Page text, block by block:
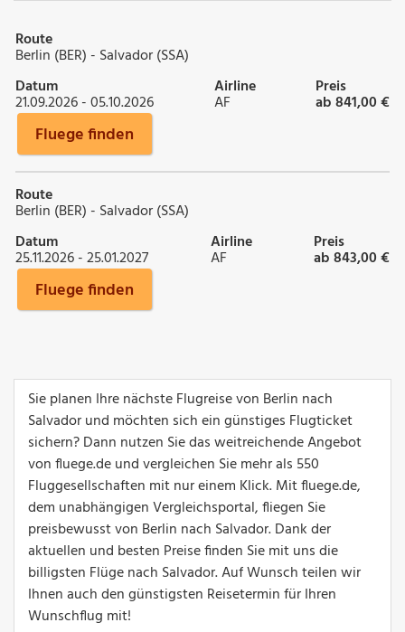
Route
Berlin (BER) - Salvador (SSA)
Datum
21.09.2026 - 05.10.2026
Airline
AF
Preis
ab 841,00 €
Fluege finden
Route
Berlin (BER) - Salvador (SSA)
Datum
25.11.2026 - 25.01.2027
Airline
AF
Preis
ab 843,00 €
Fluege finden
Sie planen Ihre nächste Flugreise von Berlin nach
Salvador und möchten sich ein günstiges Flugticket
sichern? Dann nutzen Sie das weitreichende Angebot
von fluege.de und vergleichen Sie mehr als 550
Fluggesellschaften mit nur einem Klick. Mit fluege.de,
dem unabhängigen Vergleichsportal, fliegen Sie
preisbewusst von Berlin nach Salvador. Dank der
aktuellen und besten Preise finden Sie mit uns die
billigsten Flüge nach Salvador. Auf Wunsch teilen wir
Ihnen auch den günstigsten Reisetermin für Ihren
Wunschflug mit!